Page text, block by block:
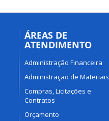
ÁREAS DE
ATENDIMENTO
Administração Financeira
Administração de Materiais
Compras, Licitações e
Contratos
Orçamento